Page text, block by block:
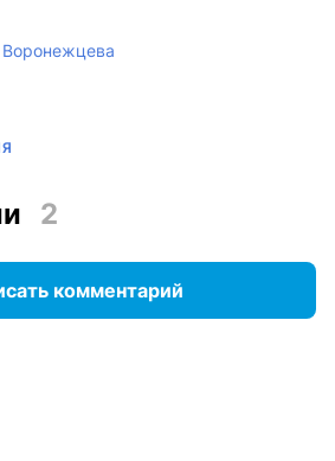
Воронежцева
2
комментарий